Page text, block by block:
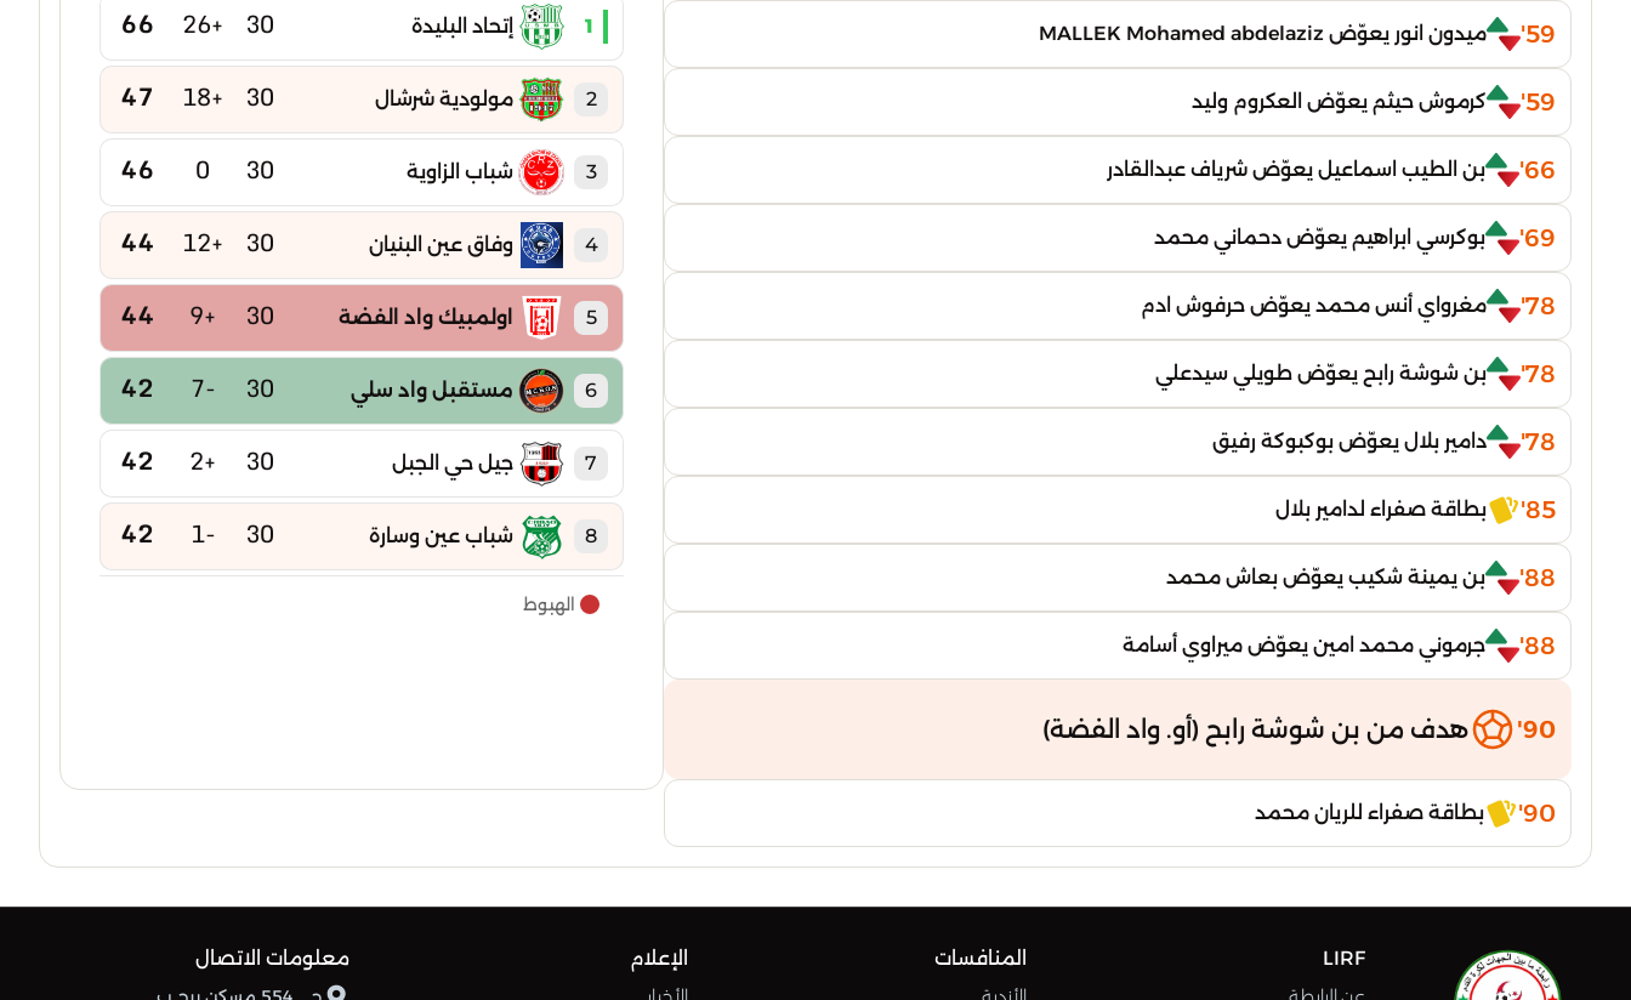
59' ميدون انور يعوّض MALLEK Mohamed abdelaziz
59' كرموش حيثم يعوّض العكروم وليد
66' بن الطيب اسماعيل يعوّض شرياف عبدالقادر
69' بوكرسي ابراهيم يعوّض دحماني محمد
78' مغرواي أنس محمد يعوّض حرفوش ادم
78' بن شوشة رابح يعوّض طويلي سيدعلي
78' دامير بلال يعوّض بوكبوكة رفيق
85' بطاقة صفراء لدامير بلال
88' بن يمينة شكيب يعوّض بعاش محمد
88' جرموني محمد امين يعوّض ميراوي أسامة
90' هدف من بن شوشة رابح (أو. واد الفضة)
90' بطاقة صفراء للريان محمد
1 إتحاد البليدة 30
+26
66
2 مولودية شرشال 30
+18
47
3 شباب الزاوية 30
0
46
4 وفاق عين البنيان 30
+12
44
5 اولمبيك واد الفضة 30
+9
44
6 مستقبل واد سلي 30
-7
42
7 جيل حي الجبل 30
+2
42
8 شباب عين وسارة 30
-1
42
9
30
+2
38
رائد امل عين الدفلى 30
-5
الهبوط
LIRF المنافسات الإعلام معلومات الاتصال